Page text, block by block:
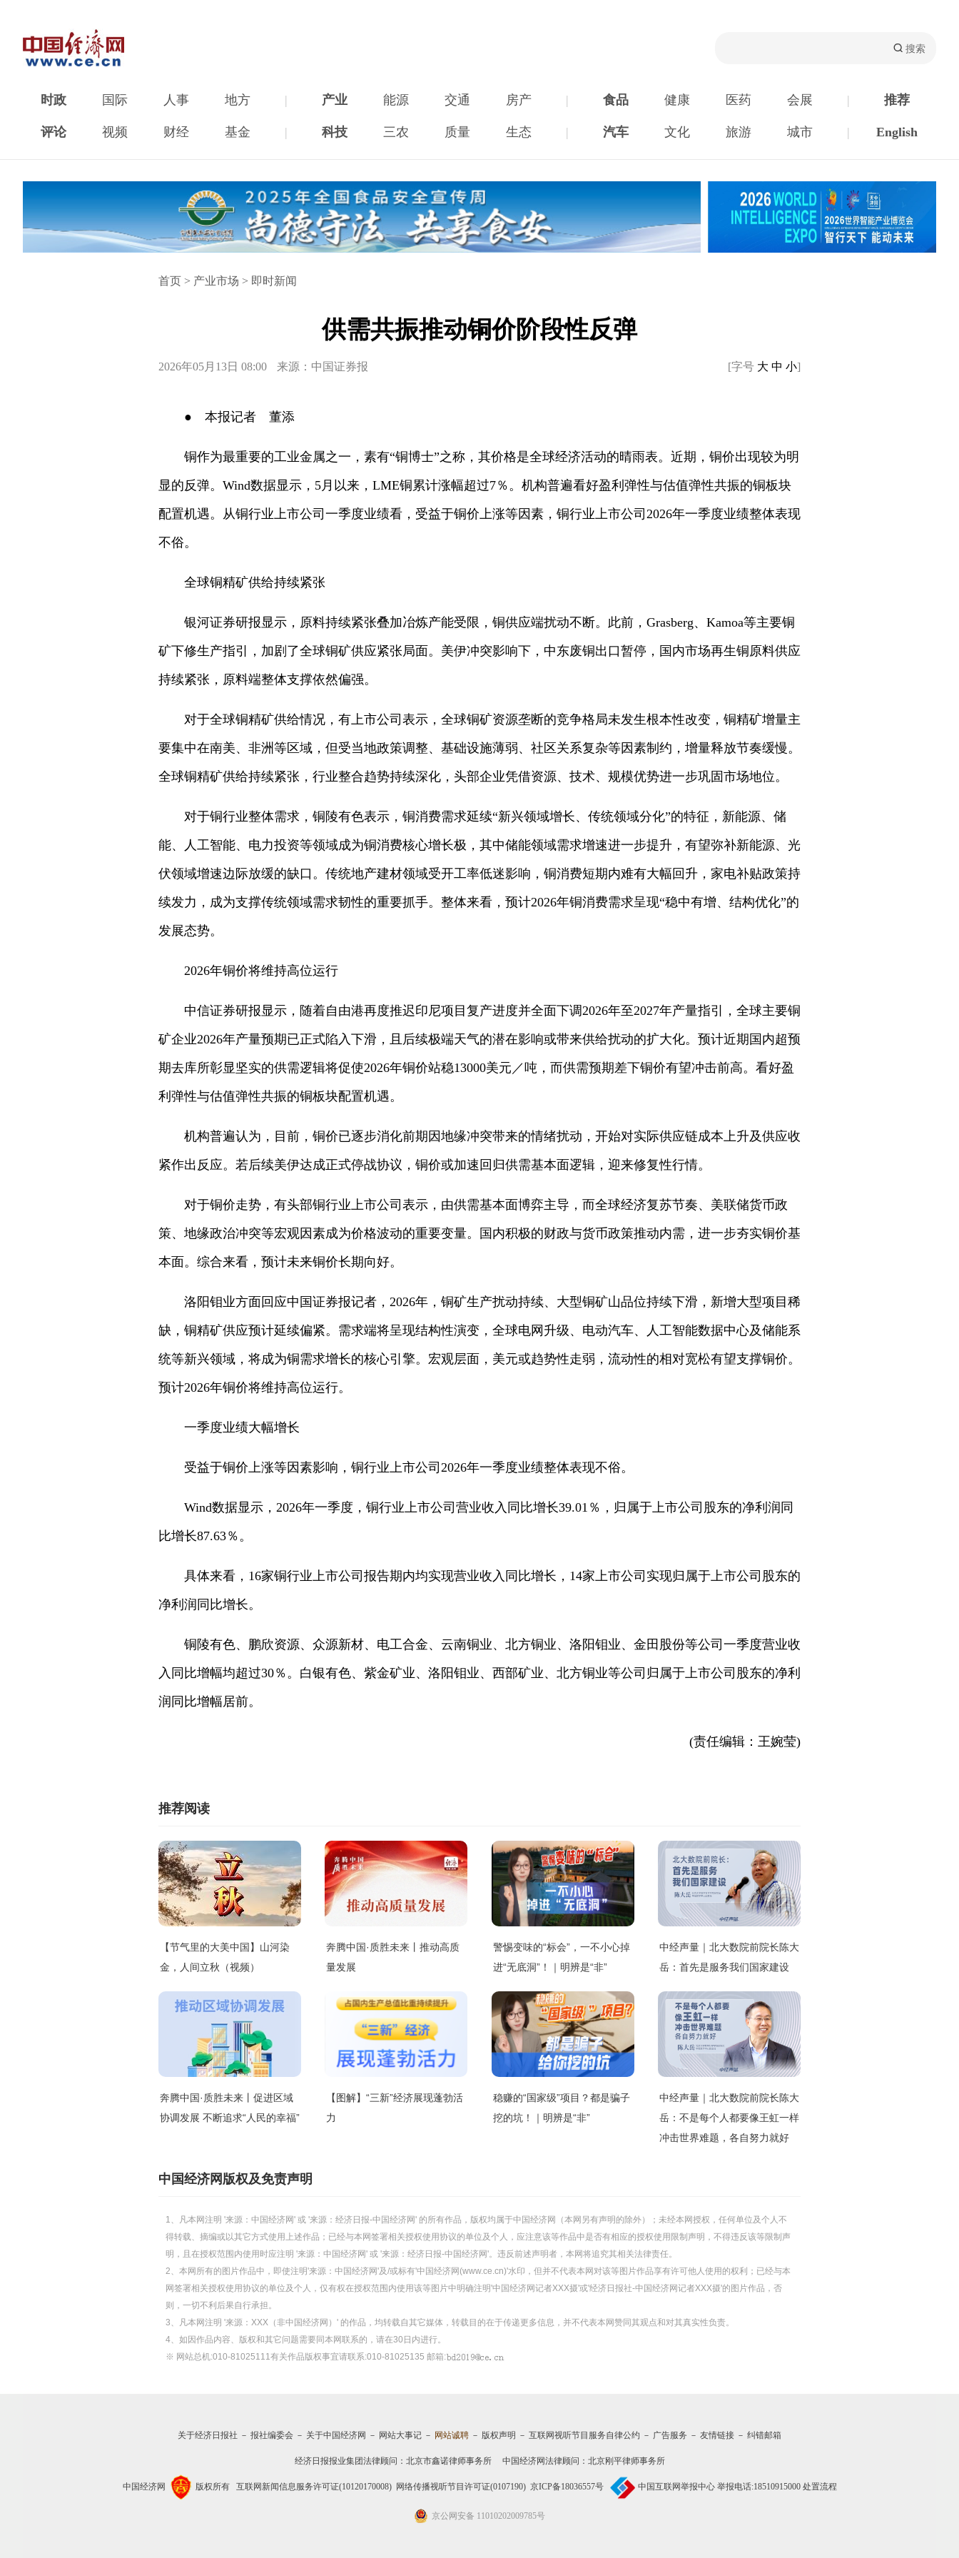
时政 国际 人事 地方 | 产业 能源 交通 房产 | 食品 健康 医药 会展 | 推荐
评论 视频 财经 基金 | 科技 三农 质量 生态 | 汽车 文化 旅游 城市 | English
首页 > 产业市场 > 即时新闻
供需共振推动铜价阶段性反弹
2026年05月13日 08:00 来源：中国证券报 [字号 大 中 小]
● 本报记者 董添
铜作为最重要的工业金属之一，素有“铜博士”之称，其价格是全球经济活动的晴雨表。近期，铜价出现较为明
显的反弹。Wind数据显示，5月以来，LME铜累计涨幅超过7％。机构普遍看好盈利弹性与估值弹性共振的铜板块
配置机遇。从铜行业上市公司一季度业绩看，受益于铜价上涨等因素，铜行业上市公司2026年一季度业绩整体表现
不俗。
全球铜精矿供给持续紧张
银河证券研报显示，原料持续紧张叠加冶炼产能受限，铜供应端扰动不断。此前，Grasberg、Kamoa等主要铜
矿下修生产指引，加剧了全球铜矿供应紧张局面。美伊冲突影响下，中东废铜出口暂停，国内市场再生铜原料供应
持续紧张，原料端整体支撑依然偏强。
对于全球铜精矿供给情况，有上市公司表示，全球铜矿资源垄断的竞争格局未发生根本性改变，铜精矿增量主
要集中在南美、非洲等区域，但受当地政策调整、基础设施薄弱、社区关系复杂等因素制约，增量释放节奏缓慢。
全球铜精矿供给持续紧张，行业整合趋势持续深化，头部企业凭借资源、技术、规模优势进一步巩固市场地位。
对于铜行业整体需求，铜陵有色表示，铜消费需求延续“新兴领域增长、传统领域分化”的特征，新能源、储
能、人工智能、电力投资等领域成为铜消费核心增长极，其中储能领域需求增速进一步提升，有望弥补新能源、光
伏领域增速边际放缓的缺口。传统地产建材领域受开工率低迷影响，铜消费短期内难有大幅回升，家电补贴政策持
续发力，成为支撑传统领域需求韧性的重要抓手。整体来看，预计2026年铜消费需求呈现“稳中有增、结构优化”的
发展态势。
2026年铜价将维持高位运行
中信证券研报显示，随着自由港再度推迟印尼项目复产进度并全面下调2026年至2027年产量指引，全球主要铜
矿企业2026年产量预期已正式陷入下滑，且后续极端天气的潜在影响或带来供给扰动的扩大化。预计近期国内超预
期去库所彰显坚实的供需逻辑将促使2026年铜价站稳13000美元／吨，而供需预期差下铜价有望冲击前高。看好盈
利弹性与估值弹性共振的铜板块配置机遇。
机构普遍认为，目前，铜价已逐步消化前期因地缘冲突带来的情绪扰动，开始对实际供应链成本上升及供应收
紧作出反应。若后续美伊达成正式停战协议，铜价或加速回归供需基本面逻辑，迎来修复性行情。
对于铜价走势，有头部铜行业上市公司表示，由供需基本面博弈主导，而全球经济复苏节奏、美联储货币政
策、地缘政治冲突等宏观因素成为价格波动的重要变量。国内积极的财政与货币政策推动内需，进一步夯实铜价基
本面。综合来看，预计未来铜价长期向好。
洛阳钼业方面回应中国证券报记者，2026年，铜矿生产扰动持续、大型铜矿山品位持续下滑，新增大型项目稀
缺，铜精矿供应预计延续偏紧。需求端将呈现结构性演变，全球电网升级、电动汽车、人工智能数据中心及储能系
统等新兴领域，将成为铜需求增长的核心引擎。宏观层面，美元或趋势性走弱，流动性的相对宽松有望支撑铜价。
预计2026年铜价将维持高位运行。
一季度业绩大幅增长
受益于铜价上涨等因素影响，铜行业上市公司2026年一季度业绩整体表现不俗。
Wind数据显示，2026年一季度，铜行业上市公司营业收入同比增长39.01％，归属于上市公司股东的净利润同
比增长87.63％。
具体来看，16家铜行业上市公司报告期内均实现营业收入同比增长，14家上市公司实现归属于上市公司股东的
净利润同比增长。
铜陵有色、鹏欣资源、众源新材、电工合金、云南铜业、北方铜业、洛阳钼业、金田股份等公司一季度营业收
入同比增幅均超过30％。白银有色、紫金矿业、洛阳钼业、西部矿业、北方铜业等公司归属于上市公司股东的净利
润同比增幅居前。
(责任编辑：王婉莹)
推荐阅读
【节气里的大美中国】山河染
金，人间立秋（视频）
奔腾中国·质胜未来丨推动高质
量发展
警惕变味的“标会”，一不小心掉
进“无底洞”！｜明辨是“非”
中经声量｜北大数院前院长陈大
岳：首先是服务我们国家建设
奔腾中国·质胜未来丨促进区域
协调发展 不断追求“人民的幸福”
【图解】“三新”经济展现蓬勃活
力
稳赚的“国家级”项目？都是骗子
挖的坑！｜明辨是“非”
中经声量｜北大数院前院长陈大
岳：不是每个人都要像王虹一样
冲击世界难题，各自努力就好
中国经济网版权及免责声明
1、凡本网注明 '来源：中国经济网' 或 '来源：经济日报-中国经济网' 的所有作品，版权均属于中国经济网（本网另有声明的除外）；未经本网授权，任何单位及个人不
得转载、摘编或以其它方式使用上述作品；已经与本网签署相关授权使用协议的单位及个人，应注意该等作品中是否有相应的授权使用限制声明，不得违反该等限制声
明，且在授权范围内使用时应注明 '来源：中国经济网' 或 '来源：经济日报-中国经济网'。违反前述声明者，本网将追究其相关法律责任。
2、本网所有的图片作品中，即使注明'来源：中国经济网'及/或标有'中国经济网(www.ce.cn)'水印，但并不代表本网对该等图片作品享有许可他人使用的权利；已经与本
网签署相关授权使用协议的单位及个人，仅有权在授权范围内使用该等图片中明确注明'中国经济网记者XXX摄'或'经济日报社-中国经济网记者XXX摄'的图片作品，否
则，一切不利后果自行承担。
3、凡本网注明 '来源：XXX（非中国经济网）' 的作品，均转载自其它媒体，转载目的在于传递更多信息，并不代表本网赞同其观点和对其真实性负责。
4、如因作品内容、版权和其它问题需要同本网联系的，请在30日内进行。
※ 网站总机:010-81025111有关作品版权事宜请联系:010-81025135 邮箱:
关于经济日报社 － 报社编委会 － 关于中国经济网 － 网站大事记 － 网站诚聘 － 版权声明 － 互联网视听节目服务自律公约 － 广告服务 － 友情链接 － 纠错邮箱
经济日报报业集团法律顾问： 北京市鑫诺律师事务所中国经济网法律顾问：北京刚平律师事务所
中国经济网 版权所有 互联网新闻信息服务许可证(10120170008) 网络传播视听节目许可证(0107190) 京ICP备18036557号 中国互联网举报中心举报电话:18510915000 处置流程
京公网安备 11010202009785号